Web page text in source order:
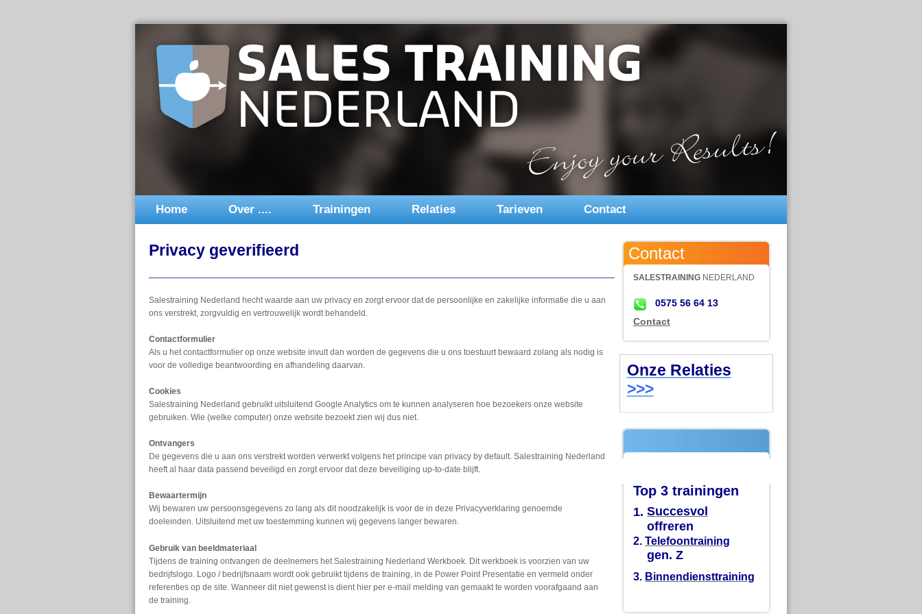
Home Over .... Trainingen Relaties Tarieven Contact
Privacy geverifieerd
Salestraining Nederland hecht waarde aan uw privacy en zorgt ervoor dat de persoonlijke en zakelijke informatie die u aan
ons verstrekt, zorgvuldig en vertrouwelijk wordt behandeld.
Contactformulier
Als u het contactformulier op onze website invult dan worden de gegevens die u ons toestuurt bewaard zolang als nodig is
voor de volledige beantwoording en afhandeling daarvan.
Cookies
Salestraining Nederland gebruikt uitsluitend Google Analytics om te kunnen analyseren hoe bezoekers onze website
gebruiken. Wie (welke computer) onze website bezoekt zien wij dus niet.
Ontvangers
De gegevens die u aan ons verstrekt worden verwerkt volgens het principe van privacy by default. Salestraining Nederland
heeft al haar data passend beveiligd en zorgt ervoor dat deze beveiliging up-to-date blijft.
Bewaartermijn
Wij bewaren uw persoonsgegevens zo lang als dit noodzakelijk is voor de in deze Privacyverklaring genoemde
doeleinden. Uitsluitend met uw toestemming kunnen wij gegevens langer bewaren.
Gebruik van beeldmateriaal
Tijdens de training ontvangen de deelnemers het Salestraining Nederland Werkboek. Dit werkboek is voorzien van uw
bedrijfslogo. Logo / bedrijfsnaam wordt ook gebruikt tijdens de training, in de Power Point Presentatie en vermeld onder
referenties op de site. Wanneer dit niet gewenst is dient hier per e-mail melding van gemaakt te worden voorafgaand aan
de training.
Contact
SALESTRAINING NEDERLAND
0575 56 64 13
Contact
Onze Relaties
>>>
Top 3 trainingen
1. Succesvol
offreren
2. Telefoontraining
gen. Z
3. Binnendiensttraining